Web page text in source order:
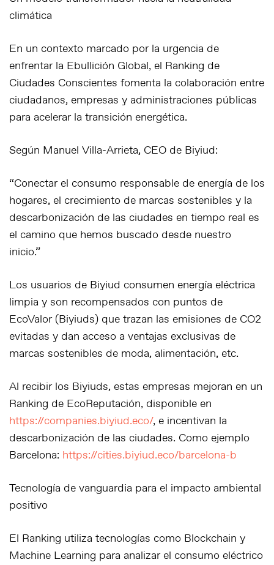
climática
En un contexto marcado por la urgencia de
enfrentar la Ebullición Global, el Ranking de
Ciudades Conscientes fomenta la colaboración entre
ciudadanos, empresas y administraciones públicas
para acelerar la transición energética.
Según Manuel Villa-Arrieta, CEO de Biyiud:
“Conectar el consumo responsable de energía de los
hogares, el crecimiento de marcas sostenibles y la
descarbonización de las ciudades en tiempo real es
el camino que hemos buscado desde nuestro
inicio.”
Los usuarios de Biyiud consumen energía eléctrica
limpia y son recompensados con puntos de
EcoValor (Biyiuds) que trazan las emisiones de CO2
evitadas y dan acceso a ventajas exclusivas de
marcas sostenibles de moda, alimentación, etc.
Al recibir los Biyiuds, estas empresas mejoran en un
Ranking de EcoReputación, disponible en
https://companies.biyiud.eco/, e incentivan la
descarbonización de las ciudades. Como ejemplo
Barcelona: https://cities.biyiud.eco/barcelona-b
Tecnología de vanguardia para el impacto ambiental
positivo
El Ranking utiliza tecnologías como Blockchain y
Machine Learning para analizar el consumo eléctrico